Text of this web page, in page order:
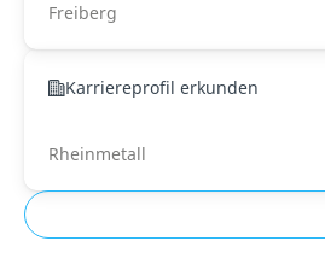
Freiberg
Karriereprofil erkunden
Rheinmetall